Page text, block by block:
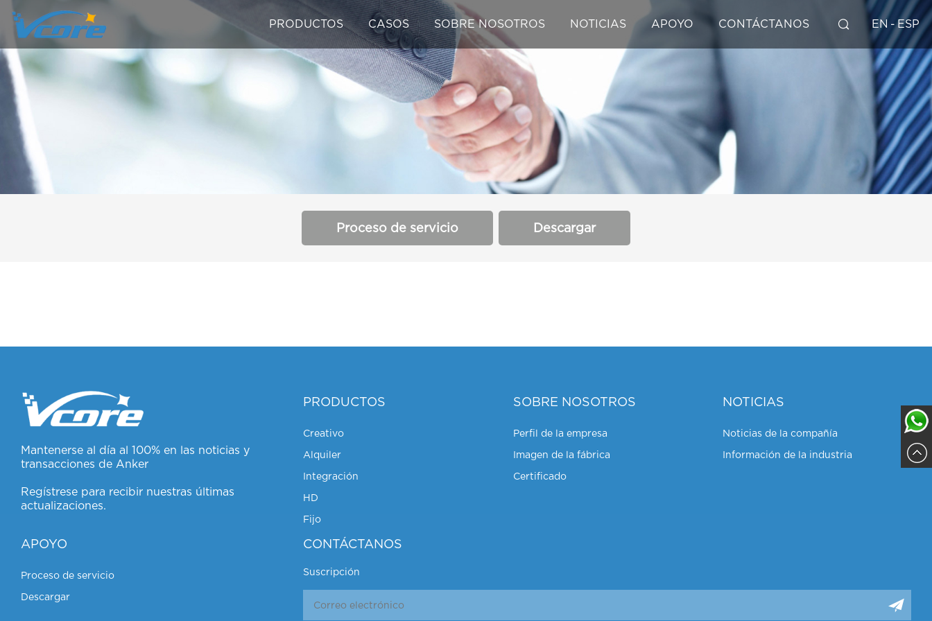
PRODUCTOS CASOS SOBRE NOSOTROS NOTICIAS APOYO CONTÁCTANOS EN - ESP
Proceso de servicio Descargar
Mantenerse al día al 100% en las noticias y
transacciones de Anker
Regístrese para recibir nuestras últimas
actualizaciones.
PRODUCTOS
Creativo
Alquiler
Integración
HD
Fijo
SOBRE NOSOTROS
Perfil de la empresa
Imagen de la fábrica
Certificado
NOTICIAS
Noticias de la compañía
Información de la industria
APOYO
Proceso de servicio
Descargar
CONTÁCTANOS
Suscripción
Sajja